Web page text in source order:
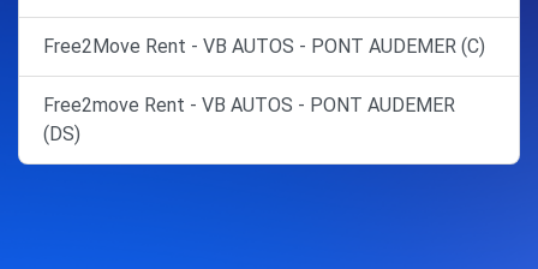
Free2Move Rent - VB AUTOS - PONT AUDEMER (C)
Free2move Rent - VB AUTOS - PONT AUDEMER
(DS)